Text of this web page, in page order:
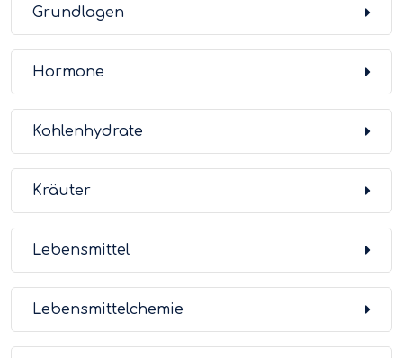
Grundlagen
Hormone
Kohlenhydrate
Kräuter
Lebensmittel
Lebensmittelchemie